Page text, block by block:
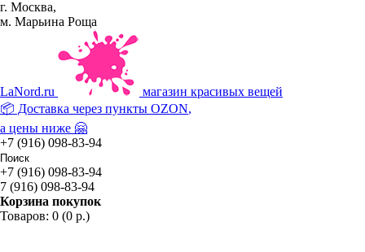
г. Москва,
м. Марьина Роща
LaNord.ru
магазин красивых вещей
📦 Доставка через пункты OZON,
а цены ниже 🤗
+7 (916) 098-83-94
+7 (916) 098-83-94
7 (916) 098-83-94
Корзина покупок
Товаров: 0 (0 р.)